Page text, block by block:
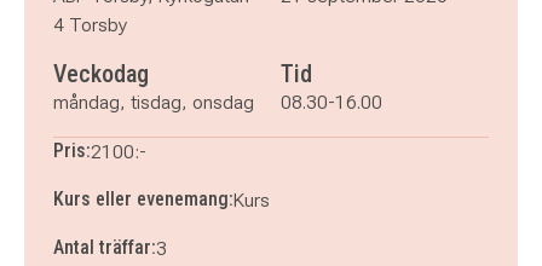
4 Torsby
Veckodag
måndag, tisdag, onsdag
Tid
08.30-16.00
Pris:2100:-
Kurs eller evenemang:Kurs
Antal träffar:3